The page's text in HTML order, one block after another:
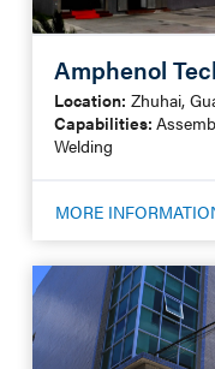
Amphenol
Location: Zhuhai,
Capabilities:
Welding
MORE